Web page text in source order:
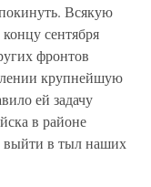
Всякую
сентября
фронтов
крупнейшую
ей задачу
в районе
выйти в тыл наших